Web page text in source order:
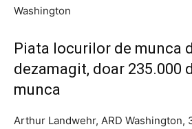
Washington
Piata locurilor de munca
dezamagit, doar 235.000
munca
Arthur Landwehr, ARD Washington,